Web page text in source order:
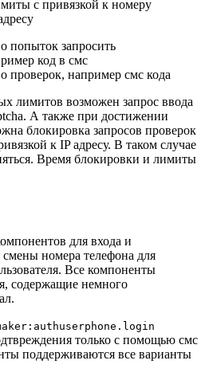
с привязкой к номеру
попыток запросить
код в смс
проверок, например смс кода
лимитов возможен запрос ввода
А также при достижении
блокировка запросов проверок
к IP адресу. В таком случае
Время блокировки и лимиты
для входа и
номера телефона для
Все компоненты
содержащие немного
только с помощью смс
поддерживаются все варианты